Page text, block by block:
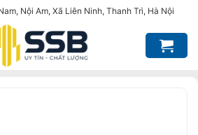
Nội Am, Xã Liên Ninh, Thanh Trì, Hà Nội